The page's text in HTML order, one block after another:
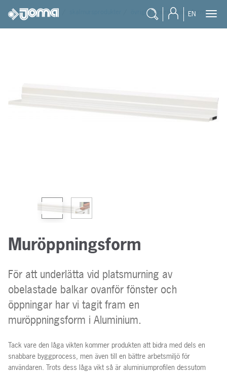
EN
joma / produkter övrigt / muröppningsform
Muröppningsform
För att underlätta vid platsmurning av
obelastade balkar ovanför fönster och
öppningar har vi tagit fram en
muröppningsform i Aluminium.
Tack vare den låga vikten kommer produkten att bidra med dels en
snabbare byggprocess, men även till en bättre arbetsmiljö för
användaren. Trots dess låga vikt så är aluminiumprofilen dessutom